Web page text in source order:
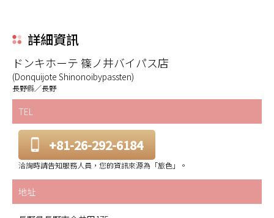
詳細資訊
ドンキホーテ 篠ノ井バイパス店
(Donquijote Shinonoibypassten)
長野縣／長野
TEL
+81-26-292-6184
洽詢時請告知服務人員，您的資訊來源為「旅色」。
地址